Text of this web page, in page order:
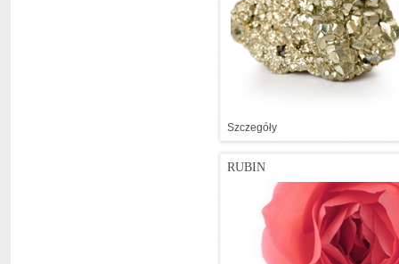
Szczegóły
RUBIN